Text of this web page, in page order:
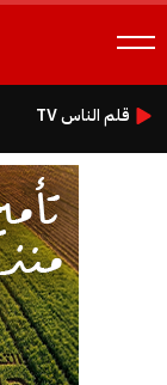
قلم الناس TV